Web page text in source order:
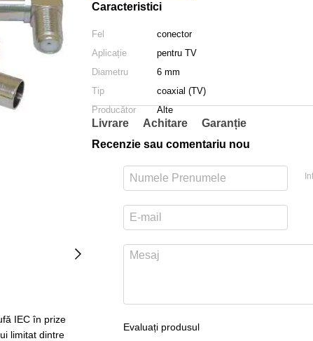
IEC în prize
limitat dintre
Caracteristici
Fel
conector
Aplicație
pentru TV
Diametru
6 mm
Tip
coaxial (TV)
Producător
Alte
Livrare Achitare
Garanție
Recenzie sau comentariu nou
Evaluați produsul